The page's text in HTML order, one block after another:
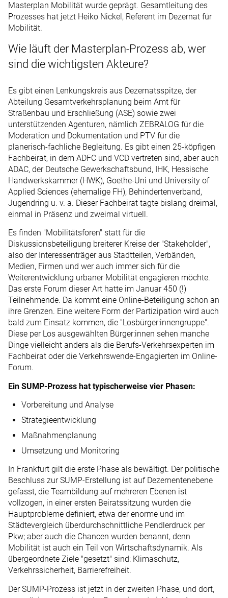
Masterplan Mobilität wurde geprägt. Gesamtleitung des
Prozesses hat jetzt Heiko Nickel, Referent im Dezernat für
Mobilität.
Wie läuft der Masterplan-Prozess ab, wer
sind die wichtigsten Akteure?
Es gibt einen Lenkungskreis aus Dezernatsspitze, der
Abteilung Gesamtverkehrsplanung beim Amt für
Straßenbau und Erschließung (ASE) sowie zwei
unterstützenden Agenturen, nämlich ZEBRALOG für die
Moderation und Dokumentation und PTV für die
planerisch-fachliche Begleitung. Es gibt einen 25-köpfigen
Fachbeirat, in dem ADFC und VCD vertreten sind, aber auch
ADAC, der Deutsche Gewerkschaftsbund, IHK, Hessische
Handwerkskammer (HWK), Goethe-Uni und University of
Applied Sciences (ehemalige FH), Behindertenverband,
Jugendring u. v. a. Dieser Fachbeirat tagte bislang dreimal,
einmal in Präsenz und zweimal virtuell.
Es finden "Mobilitätsforen" statt für die
Diskussionsbeteiligung breiterer Kreise der "Stakeholder",
also der Interessenträger aus Stadtteilen, Verbänden,
Medien, Firmen und wer auch immer sich für die
Weiterentwicklung urbaner Mobilität engagieren möchte.
Das erste Forum dieser Art hatte im Januar 450 (!)
Teilnehmende. Da kommt eine Online-Beteiligung schon an
ihre Grenzen. Eine weitere Form der Partizipation wird auch
bald zum Einsatz kommen, die "Losbürger:innengruppe".
Diese per Los ausgewählten Bürger:innen sehen manche
Dinge vielleicht anders als die Berufs-Verkehrsexperten im
Fachbeirat oder die Verkehrswende-Engagierten im Online-
Forum.
Ein SUMP-Prozess hat typischerweise vier Phasen:
Vorbereitung und Analyse
Strategieentwicklung
Maßnahmenplanung
Umsetzung und Monitoring
In Frankfurt gilt die erste Phase als bewältigt. Der politische
Beschluss zur SUMP-Erstellung ist auf Dezernentenebene
gefasst, die Teambildung auf mehreren Ebenen ist
vollzogen, in einer ersten Beiratssitzung wurden die
Hauptprobleme definiert, etwa der enorme und im
Städtevergleich überdurchschnittliche Pendlerdruck per
Pkw; aber auch die Chancen wurden benannt, denn
Mobilität ist auch ein Teil von Wirtschaftsdynamik. Als
übergeordnete Ziele "gesetzt" sind: Klimaschutz,
Verkehrssicherheit, Barrierefreiheit.
Der SUMP-Prozess ist jetzt in der zweiten Phase, und dort,